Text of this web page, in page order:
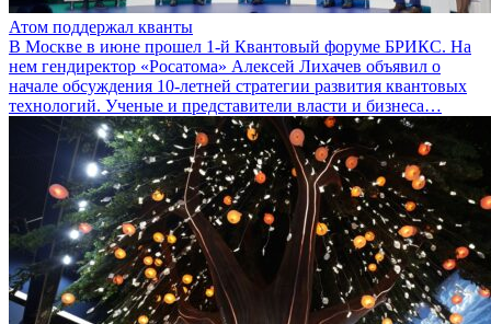
Атом поддержал кванты
В Москве в июне прошел 1-й Квантовый форуме БРИКС. На
нем гендиректор «Росатома» Алексей Лихачев объявил о
начале обсуждения 10-летней стратегии развития квантовых
технологий. Ученые и представители власти и бизнеса…